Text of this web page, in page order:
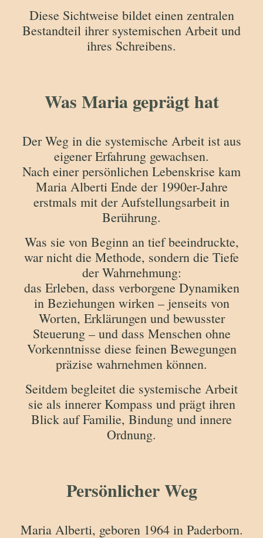
Diese Sichtweise bildet einen zentralen
Bestandteil ihrer systemischen Arbeit und
ihres Schreibens.
Was Maria geprägt hat
Der Weg in die systemische Arbeit ist aus
eigener Erfahrung gewachsen.
Nach einer persönlichen Lebenskrise kam
Maria Alberti Ende der 1990er-Jahre
erstmals mit der Aufstellungsarbeit in
Berührung.
Was sie von Beginn an tief beeindruckte,
war nicht die Methode, sondern die Tiefe
der Wahrnehmung:
das Erleben, dass verborgene Dynamiken
in Beziehungen wirken – jenseits von
Worten, Erklärungen und bewusster
Steuerung – und dass Menschen ohne
Vorkenntnisse diese feinen Bewegungen
präzise wahrnehmen können.
Seitdem begleitet die systemische Arbeit
sie als innerer Kompass und prägt ihren
Blick auf Familie, Bindung und innere
Ordnung.
Persönlicher Weg
Maria Alberti, geboren 1964 in Paderborn.